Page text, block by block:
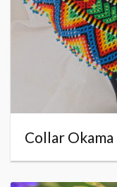
Collar Okama